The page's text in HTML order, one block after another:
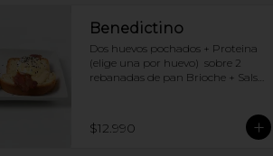
Benedictino
Dos huevos pochados + Proteina
(elige una por huevo)  sobre 2
rebanadas de pan Brioche + Salsa
$12.990